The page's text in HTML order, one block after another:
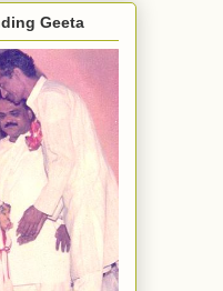
Geeta